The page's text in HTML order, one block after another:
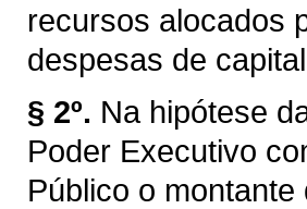
recursos alocados
despesas de
§ 2º. Na hipótese
Poder Executivo
Público o